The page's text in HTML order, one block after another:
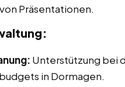
Präsentationen.
Unterstützung bei
in Dormagen.